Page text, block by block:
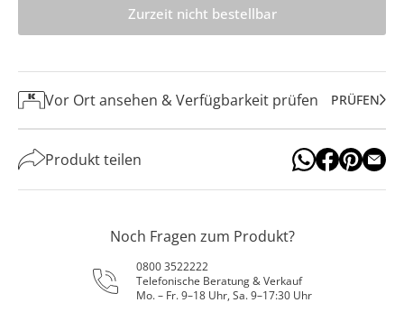
Zurzeit nicht bestellbar
Vor Ort ansehen & Verfügbarkeit prüfen PRÜFEN
Produkt teilen
Noch Fragen zum Produkt?
0800 3522222
Telefonische Beratung & Verkauf
Mo. – Fr. 9–18 Uhr, Sa. 9–17:30 Uhr